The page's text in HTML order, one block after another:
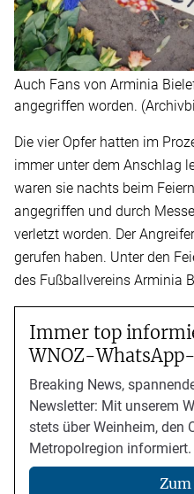
Auch Fans von Arminia
angegriffen worden.
Die vier Opfer hatten im
immer unter dem Anschlag
waren sie nachts beim
angegriffen und durch
verletzt worden. Der
gerufen haben. Unter den
des Fußballvereins Arminia
Immer top
WNOZ-
Breaking News,
Newsletter: Mit unserem
stets über Weinheim, den
Metropolregion informiert.